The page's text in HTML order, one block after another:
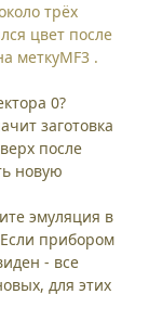
трёх
цвет после
меткуMF3 .
0?
заготовка
после
новую
эмуляция в
прибором
- все
для этих